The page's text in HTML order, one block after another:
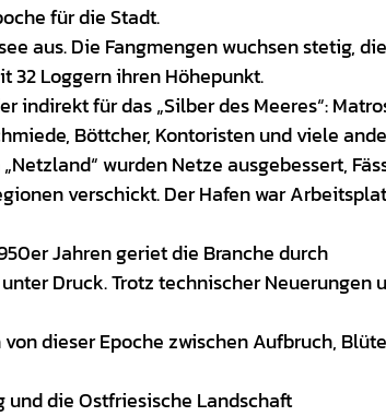
für die Stadt.
aus. Die Fangmengen wuchsen stetig,
32 Loggern ihren Höhepunkt.
indirekt für das „Silber des Meeres“:
Böttcher, Kontoristen und viele
wurden Netze ausgebessert,
verschickt. Der Hafen war
Jahren geriet die Branche durch
Druck. Trotz technischer Neuerungen
dieser Epoche zwischen Aufbruch, Blüte
die Ostfriesische Landschaft